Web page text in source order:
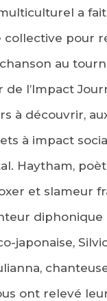
a fait
collective pour
au
de l’Impact
à découvrir,
à impact
Haytham,
et slameur
diphonique
japonaise,
ont relevé